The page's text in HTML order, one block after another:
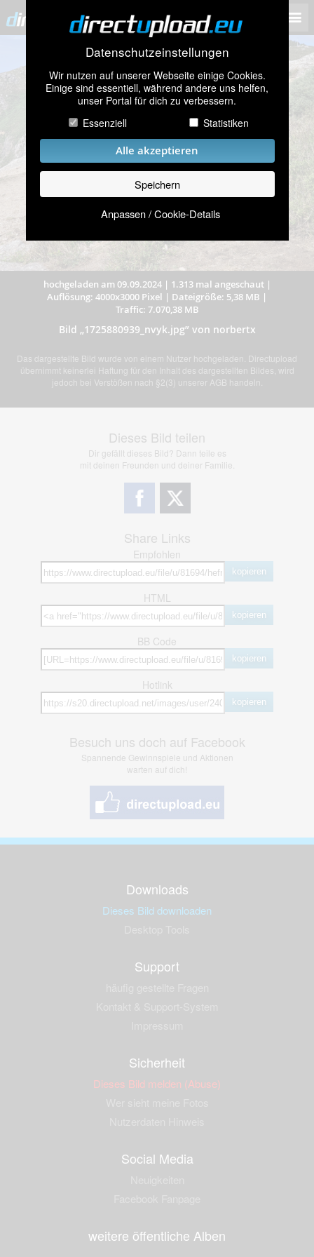
Datenschutzeinstellungen
Wir nutzen auf unserer Webseite einige Cookies.
Einige sind essentiell, während andere uns helfen,
unser Portal für dich zu verbessern.
Essenziell
Statistiken
Alle akzeptieren
Speichern
Anpassen / Cookie-Details
hochgeladen am 09.09.2024| 1.313 mal angeschaut|
Auflösung: 4000x3000 Pixel | Dateigröße: 5,38 MB |
Traffic: 7.070,38 MB
Bild „1725880939_nvyk.jpg” von norbertx
Das dargestellte Bild wurde von einem Nutzer hochgeladen. Directupload
übernimmt keinerlei Haftung für den Inhalt des dargestellten Bildes, wird
jedoch bei Verstößen nach §2(3) unserer AGB handeln.
Dieses Bild teilen
Dir gefällt dieses Bild? Dann teile es
mit deinen Freunden und deiner Familie.
Share Links
Empfohlen
kopieren
HTML
kopieren
BB Code
kopieren
Hotlink
kopieren
Besuch uns doch auf Facebook
Spannende Gewinnspiele und Aktionen
warten auf dich!
Downloads
Dieses Bild downloaden
Support
Sicherheit
Dieses Bild melden (Abuse)
Social Media
weitere öffentliche Alben